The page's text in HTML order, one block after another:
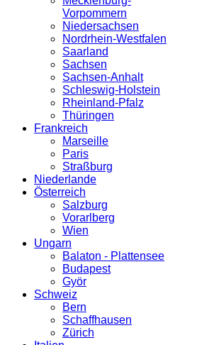
Vorpommern
Niedersachsen
Nordrhein-Westfalen
Saarland
Sachsen
Sachsen-Anhalt
Schleswig-Holstein
Rheinland-Pfalz
Thüringen
Frankreich
Marseille
Paris
Straßburg
Niederlande
Österreich
Salzburg
Vorarlberg
Wien
Ungarn
Balaton - Plattensee
Budapest
Györ
Schweiz
Bern
Schaffhausen
Zürich